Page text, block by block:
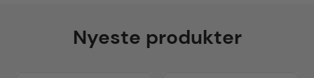
Nyeste produkter